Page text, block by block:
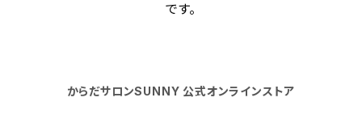
です。
からだサロンSUNNY 公式オンラインストア